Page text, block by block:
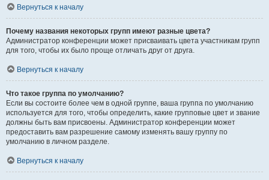
Вернуться к началу
Почему названия некоторых групп имеют разные цвета?
Администратор конференции может присваивать цвета участникам групп
для того, чтобы их было проще отличать друг от друга.
Вернуться к началу
Что такое группа по умолчанию?
Если вы состоите более чем в одной группе, ваша группа по умолчанию
используется для того, чтобы определить, какие групповые цвет и звание
должны быть вам присвоены. Администратор конференции может
предоставить вам разрешение самому изменять вашу группу по
умолчанию в личном разделе.
Вернуться к началу